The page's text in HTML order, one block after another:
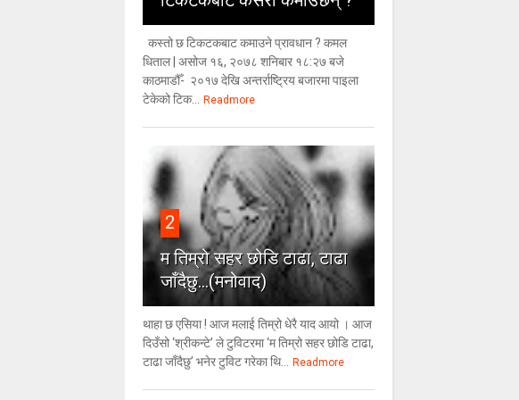
कस्तो छ टिकटकबाट कमाउने प्रावधान ? कमल
धिताल | असोज १६, २०७८ शनिबार १८:२७ बजे
काठमाडौँ- २०१७ देखि अन्तर्राष्ट्रिय बजारमा पाइला
टेकेको टिक... Readmore
2
म तिम्रो सहर छोडि टाढा, टाढा
जाँदैछु…(मनोवाद)
थाहा छ एसिया ! आज मलाई तिम्रो धेरै याद आयो । आज
दिउँसो ‘श्रीकन्टे’ ले टुविटरमा ‘म तिम्रो सहर छोडि टाढा,
टाढा जाँदैछु’ भनेर टुविट गरेका थि... Readmore